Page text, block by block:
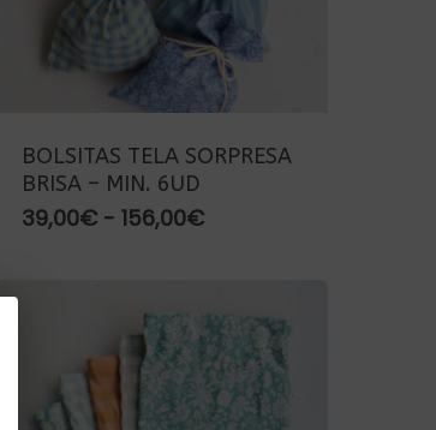
EN EL CARRITO.
BOLSITAS TELA SORPRESA
BRISA – MIN. 6UD
39,00€ - 156,00€Rango
39,00€
hasta
156,00€